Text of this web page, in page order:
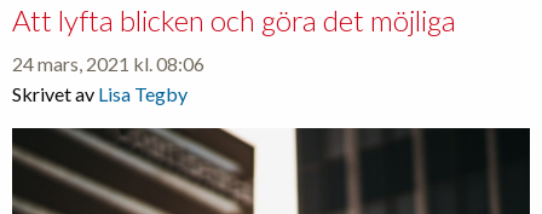
Att lyfta blicken och göra det möjliga
24 mars, 2021 kl. 08:06
Skrivet av Lisa Tegby